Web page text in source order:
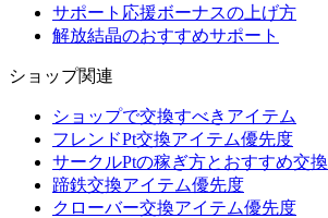
サポート応援ボーナスの上げ方
解放結晶のおすすめサポート
ショップ関連
ショップで交換すべきアイテム
フレンドPt交換アイテム優先度
サークルPtの稼ぎ方とおすすめ交換
蹄鉄交換アイテム優先度
クローバー交換アイテム優先度